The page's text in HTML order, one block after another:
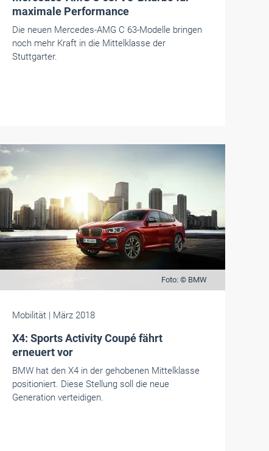
maximale Performance
Die neuen Mercedes-AMG C 63-Modelle bringen
noch mehr Kraft in die Mittelklasse der
Stuttgarter.
Foto: © BMW
Mobilität | März 2018
X4: Sports Activity Coupé fährt
erneuert vor
BMW hat den X4 in der gehobenen Mittelklasse
positioniert. Diese Stellung soll die neue
Generation verteidigen.